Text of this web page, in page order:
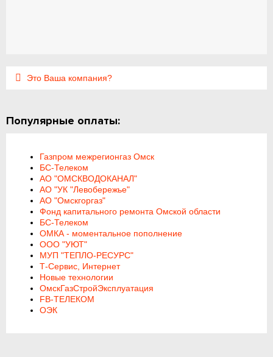
Это Ваша компания?
Популярные оплаты:
Газпром межрегионгаз Омск
БС-Телеком
АО "ОМСКВОДОКАНАЛ"
АО "УК "Левобережье"
АО "Омскгоргаз"
Фонд капитального ремонта Омской области
БС-Телеком
ОМКА - моментальное пополнение
ООО "УЮТ"
МУП "ТЕПЛО-РЕСУРС"
Т-Сервис, Интернет
Новые технологии
ОмскГазСтройЭксплуатация
FB-ТЕЛЕКОМ
ОЭК